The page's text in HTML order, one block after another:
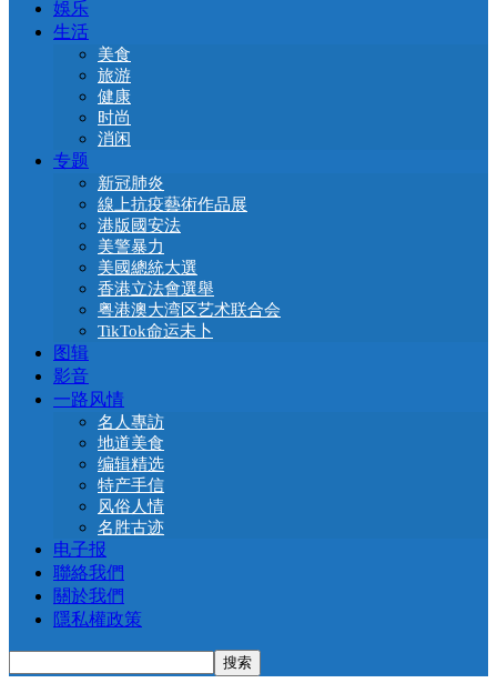
娛乐
生活
美食
旅游
健康
时尚
消闲
专题
新冠肺炎
線上抗疫藝術作品展
港版國安法
美警暴力
美國總統大選
香港立法會選舉
粤港澳大湾区艺术联合会
TikTok命运未卜
图辑
影音
一路风情
名人專訪
地道美食
编辑精选
特产手信
风俗人情
名胜古迹
电子报
聯絡我們
關於我們
隱私權政策